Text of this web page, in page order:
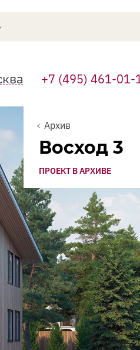
Заказать
Укажите свое имя и номер
Мы перезвоним и ответим
Имя
Телефон
Я соглашаюсь с
отношении
данных,Правилами
интернет-сайтом, а
+7 (495) 461-01-
Архив
Восход 3
ПРОЕКТ В АРХИВЕ
–
Выйти